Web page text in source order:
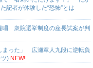
記者が体験した“恐怖”とは
唱 衆院選挙制度の座長試案が判
まった」 広瀬章人九段に逆転負
) NEW!